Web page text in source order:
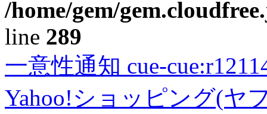
/home/gem/
line 289
一意性通知 cue-
Yahoo!ショッピング(ヤ